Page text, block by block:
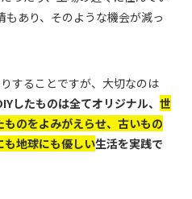
あり、そのような機会が減っ
することですが、大切なのは
したものは全てオリジナル、世
ものをよみがえらせ、古いもの
も地球にも優しい生活を実践で